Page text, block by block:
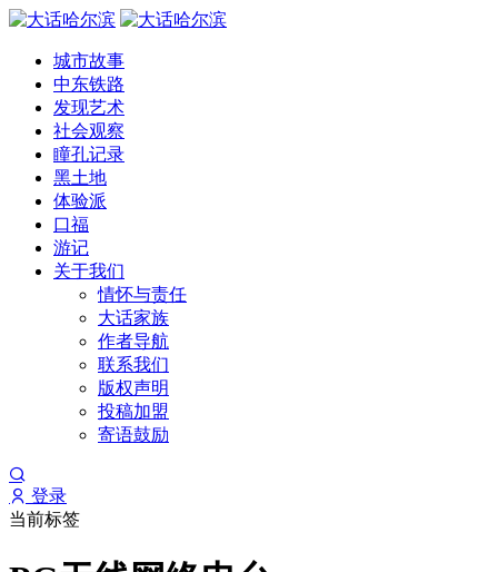
城市故事
中东铁路
发现艺术
社会观察
瞳孔记录
黑土地
体验派
口福
游记
关于我们
情怀与责任
大话家族
作者导航
联系我们
版权声明
投稿加盟
寄语鼓励
登录
当前标签